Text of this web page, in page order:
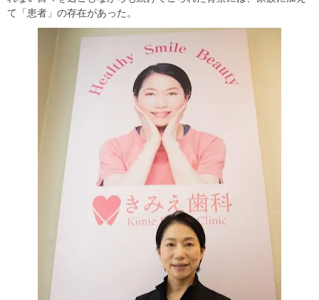
て「患者」の存在があった。